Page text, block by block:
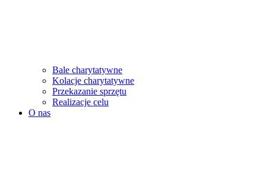
Bale charytatywne
Kolacje charytatywne
Przekazanie sprzętu
Realizacje celu
O nas